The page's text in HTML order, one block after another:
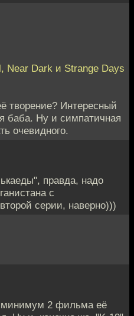
Near Dark и Strange Days
творение? Интересный
баба. Ну и симпатичная
очевидного.
правда, надо
с
серии, наверно)))
минимум 2 фильма её